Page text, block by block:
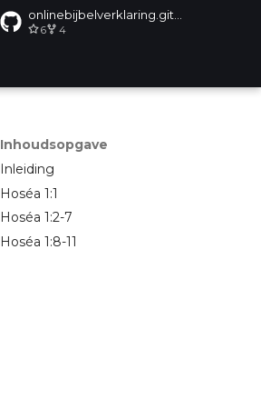
6 4
Inhoudsopgave
Inleiding
Hoséa 1:1
Hoséa 1:2-7
Hoséa 1:8-11